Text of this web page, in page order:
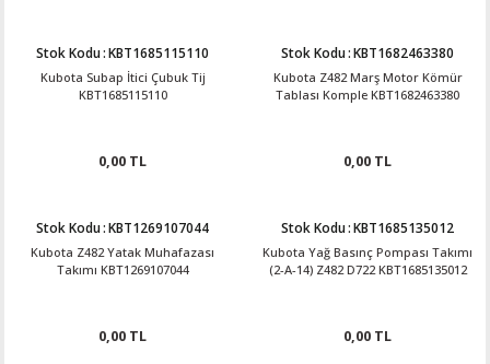
Stok Kodu:KBT1685115110
Kubota Subap İtici Çubuk Tij
KBT1685115110
0,00 TL
Stok Kodu:KBT1682463380
Kubota Z482 Marş Motor Kömür
Tablası Komple KBT1682463380
0,00 TL
Stok Kodu:KBT1269107044
Kubota Z482 Yatak Muhafazası
Takımı KBT1269107044
0,00 TL
Stok Kodu:KBT1685135012
Kubota Yağ Basınç Pompası Takımı
(2-A-14) Z482 D722 KBT1685135012
0,00 TL